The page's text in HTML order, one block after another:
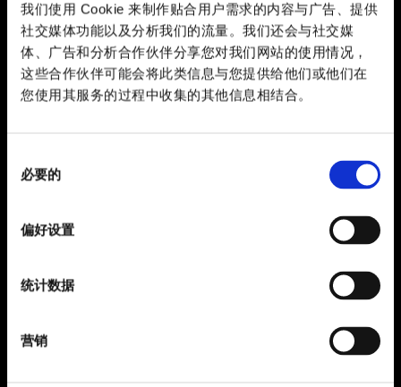
我们使用 Cookie 来制作贴合用户需求的内容与广告、提供
社交媒体功能以及分析我们的流量。我们还会与社交媒
体、广告和分析合作伙伴分享您对我们网站的使用情况，
这些合作伙伴可能会将此类信息与您提供给他们或他们在
您使用其服务的过程中收集的其他信息相结合。
必要的
偏好设置
统计数据
营销